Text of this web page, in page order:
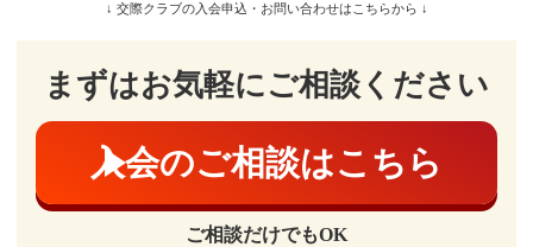
↓ 交際クラブの入会申込・お問い合わせはこちらから ↓
まずはお気軽にご相談ください
入会のご相談はこちら
ご相談だけでもOK